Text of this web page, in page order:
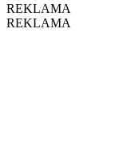
REKLAMA
REKLAMA